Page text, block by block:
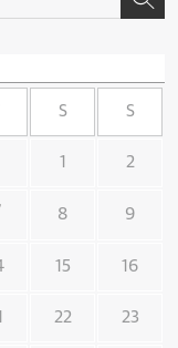
S S
1 2
8 9
15 16
22 23